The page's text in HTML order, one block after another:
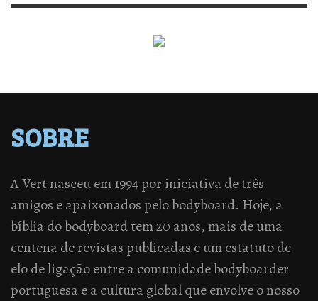
SOBRE
A Vert nasceu em 1994 por iniciativa de três
amigos e apaixonados pelo bodyboard. Hoje, a
bíblia do bodyboard tem 20 anos, mais de uma
centena de revistas publicadas e um estatuto de
elo de ligação entre a comunidade bodyboarder
portuguesa e a cultura global que envolve o nosso